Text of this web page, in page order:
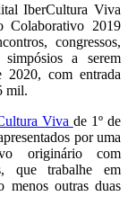
IberCultura Viva
Colaborativo 2019
congressos,
a serem
com entrada
mil.
Viva de 1º de
por uma
originário com
que trabalhe em
menos outras duas